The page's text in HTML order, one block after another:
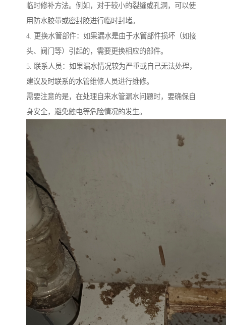
临时修补方法。例如，对于较小的裂缝或孔洞，可以使
用防水胶带或密封胶进行临时封堵。
4. 更换水管部件：如果漏水是由于水管部件损坏（如接
头、阀门等）引起的，需要更换相应的部件。
5. 联系人员：如果漏水情况较为严重或自己无法处理，
建议及时联系的水管维修人员进行维修。
需要注意的是，在处理自来水管漏水问题时，要确保自
身安全，避免触电等危险情况的发生。